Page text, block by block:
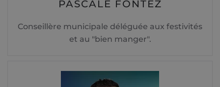
PASCALE FONTEZ
Conseillère municipale déléguée aux festivités
et au "bien manger".